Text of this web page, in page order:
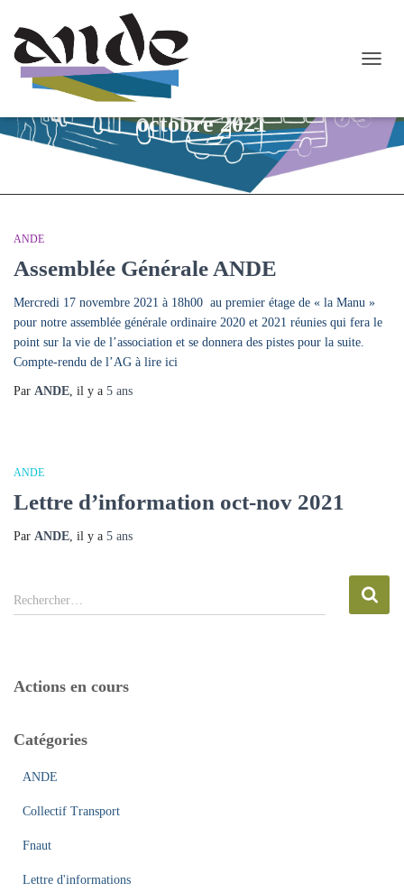
octobre 2021
ANDE
Assemblée Générale ANDE
Mercredi 17 novembre 2021 à 18h00 au premier étage de « la Manu »
pour notre assemblée générale ordinaire 2020 et 2021 réunies qui fera le
point sur la vie de l’association et se donnera des pistes pour la suite.
Compte-rendu de l’AG à lire ici
Par ANDE, il y a 5 ans
ANDE
Lettre d’information oct-nov 2021
Par ANDE, il y a 5 ans
R
e
r
h
Rechercher…
Actions en cours
Catégories
ANDE
Collectif Transport
Fnaut
Lettre d'informations